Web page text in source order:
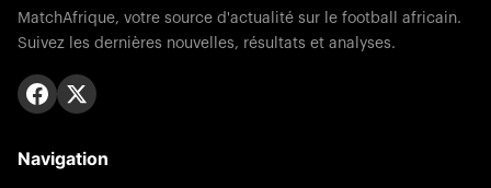
MatchAfrique, votre source d'actualité sur le football africain.
Suivez les dernières nouvelles, résultats et analyses.
Navigation